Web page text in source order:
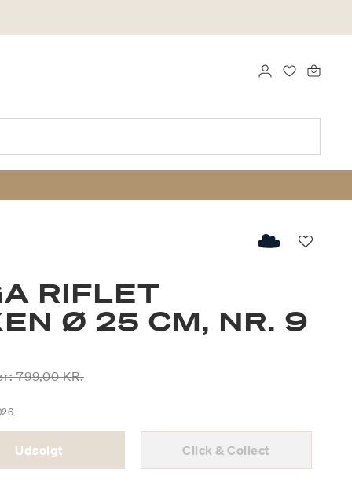
LOG IND
RIFLET
Ø 25 CM, NR. 9
er nedsat fra
799,00 KR.til
Udsolgt Click & Collect